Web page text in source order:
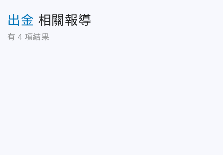
出金 相關報導
有 4 項結果